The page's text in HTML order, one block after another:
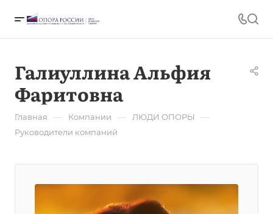
Галиуллина Альфия
Фаритовна
Главная — Компании — ЛЮДИ ОПОРЫ —
Руководители компаний